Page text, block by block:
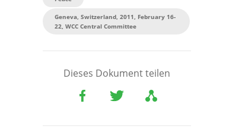
Geneva, Switzerland, 2011, February 16-
22, WCC Central Committee
Dieses Dokument teilen